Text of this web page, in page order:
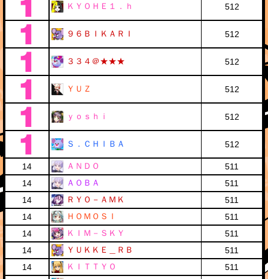
ＫＹＯＨＥ１．ｈ 512
９６ＢＩＫＡＲＩ 512
３３４＠★★★ 512
ＹＵＺ 512
ｙｏｓｈｉ 512
Ｓ．ＣＨＩＢＡ 512
14 ＡＮＤＯ
511
14
ＡＯＢＡ
511
14
ＲＹＯ－ＡＭＫ
511
14
ＨＯＭＯＳＩ
511
14
ＫＩＭ－ＳＫＹ
511
14
ＹＵＫＫＥ＿ＲＢ
511
14
ＫＩＴＴＹＯ
511